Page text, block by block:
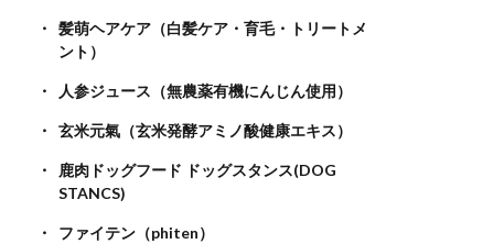
髪萌ヘアケア（白髪ケア・育毛・トリートメ
ント）
人参ジュース（無農薬有機にんじん使用）
玄米元氣（玄米発酵アミノ酸健康エキス）
鹿肉ドッグフード ドッグスタンス(DOG
STANCS)
ファイテン（phiten）